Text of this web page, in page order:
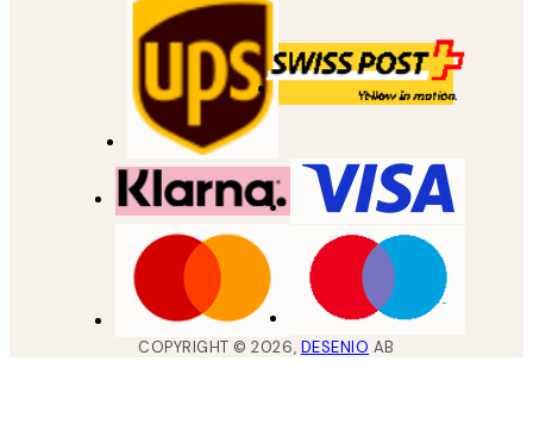
COPYRIGHT ©2026, DESENIO AB